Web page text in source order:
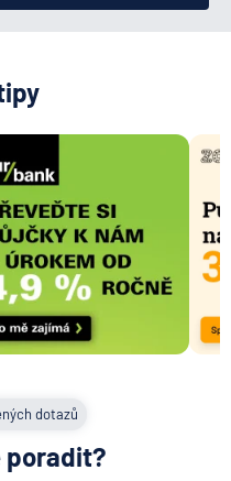
dotazů
poradit?